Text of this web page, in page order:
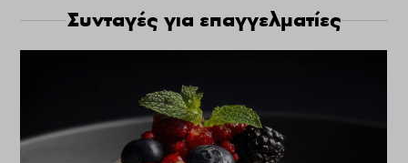
Συνταγές για επαγγελματίες